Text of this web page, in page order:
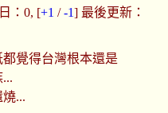
：0, [+1 /-1] 最後更新：
覺得台灣根本還是
...